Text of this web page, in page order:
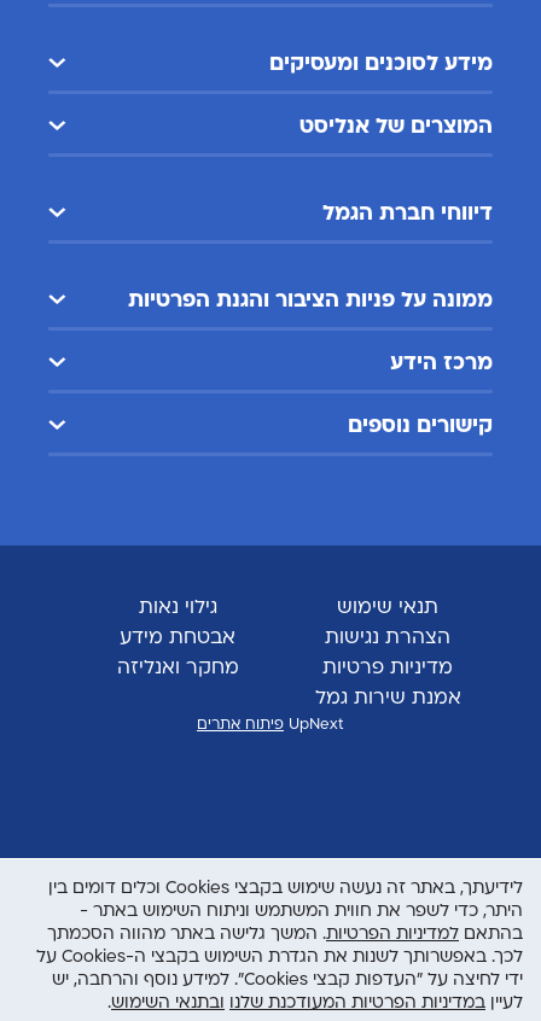
מידע לסוכנים ומעסיקים
המוצרים של אנליסט
דיווחי חברת הגמל
ממונה על פניות הציבור והגנת הפרטיות
מרכז הידע
קישורים נוספים
תנאי שימוש
גילוי נאות
הצהרת נגישות
אבטחת מידע
מדיניות פרטיות
מחקר ואנליזה
אמנת שירות גמל
UpNext פיתוח אתרים
לידיעתך, באתר זה נעשה שימוש בקבצי Cookies וכלים דומים בין
היתר, כדי לשפר את חווית המשתמש וניתוח השימוש באתר -
בהתאם למדיניות הפרטיות. המשך גלישה באתר מהווה הסכמתך
לכך. באפשרותך לשנות את הגדרת השימוש בקבצי ה-Cookies על
ידי לחיצה על "העדפות קבצי Cookies". למידע נוסף והרחבה, יש
לעיין במדיניות הפרטיות המעודכנת שלנו ובתנאי השימוש.